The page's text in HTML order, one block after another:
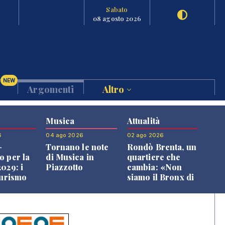
Sabato
08 agosto 2026
NEW
Argomenti Altro
per la
i
Musica
04 ago 2026
Tornano le note
di Musica in
Piazzotto
Attualità
02 ago 2026
Rondò Brenta, un
quartiere che
cambia: «Non
siamo il Bronx di